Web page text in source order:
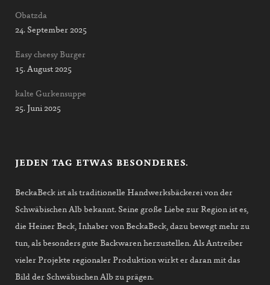
Obatzda
24. September 2025
Easy cheesy Burger
15. August 2025
kalte Gurkensuppe
25. Juni 2025
JEDEN TAG ETWAS BESONDERES.
BeckaBeck ist als traditionelle Handwerksbäckerei von der
Schwäbischen Alb bekannt. Seine große Liebe zur Region ist es,
die Heiner Beck, Inhaber von BeckaBeck, dazu bewegt mehr zu
tun, als besonders gute Backwaren herzustellen. Als Antreiber
vieler Projekte regionaler Produktion wirkt er daran mit das
Bild der Schwäbischen Alb zu prägen.